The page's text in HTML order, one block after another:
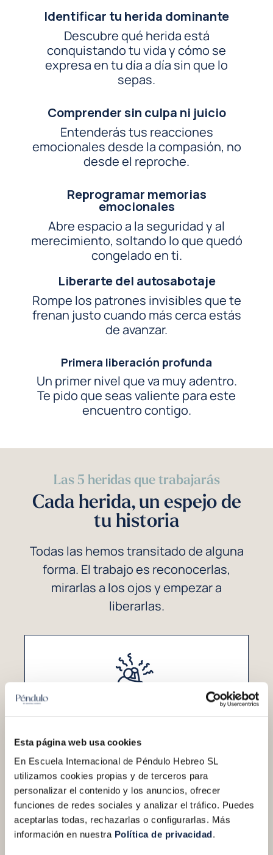
Esta página web usa cookies
En Escuela Internacional de Péndulo Hebreo SL
utilizamos cookies propias y de terceros para
personalizar el contenido y los anuncios, ofrecer
funciones de redes sociales y analizar el tráfico. Puedes
aceptarlas todas, rechazarlas o configurarlas. Más
información en nuestra Política de privacidad.
Identificar tu herida dominante
Descubre qué herida está
conquistando tu vida y cómo se
expresa en tu día a día sin que lo
sepas.
Comprender sin culpa ni juicio
Entenderás tus reacciones
emocionales desde la compasión, no
desde el reproche.
Reprogramar memorias
emocionales
Abre espacio a la seguridad y al
merecimiento, soltando lo que quedó
congelado en ti.
Liberarte del autosabotaje
Rompe los patrones invisibles que te
frenan justo cuando más cerca estás
de avanzar.
Primera liberación profunda
Un primer nivel que va muy adentro.
Te pido que seas valiente para este
encuentro contigo.
Las 5 heridas que trabajarás
Cada herida, un espejo de
tu historia
Todas las hemos transitado de alguna
forma. El trabajo es reconocerlas,
mirarlas a los ojos y empezar a
liberarlas.
El miedo a no merecer existir tal
como eres